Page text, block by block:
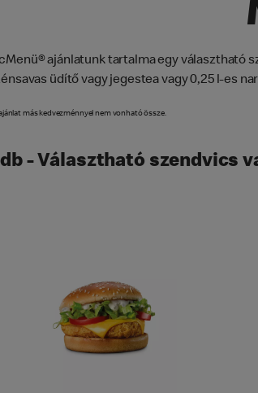
ajánlatunk tartalma egy választható
üdítő vagy jegestea vagy 0,25 l-es
más kedvezménnyel nem vonható össze.
db - Választható szendvics